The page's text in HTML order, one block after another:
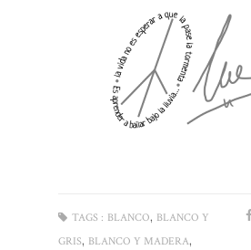
TAGS : BLANCO, BLANCO Y
GRIS, BLANCO Y MADERA,